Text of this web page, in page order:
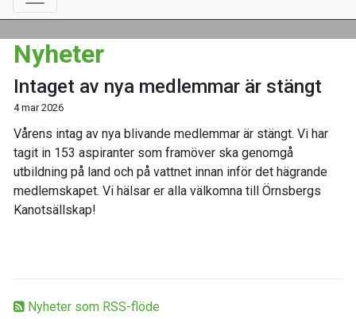
Nyheter som RSS-flöde
Nyheter
Intaget av nya medlemmar är stängt
4 mar 2026
Vårens intag av nya blivande medlemmar är stängt. Vi har
tagit in 153 aspiranter som framöver ska genomgå
utbildning på land och på vattnet innan inför det hägrande
medlemskapet. Vi hälsar er alla välkomna till Örnsbergs
Kanotsällskap!